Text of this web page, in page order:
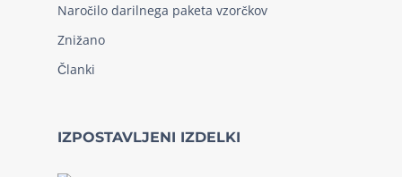
Naročilo darilnega paketa vzorčkov
Znižano
Članki
IZPOSTAVLJENI IZDELKI